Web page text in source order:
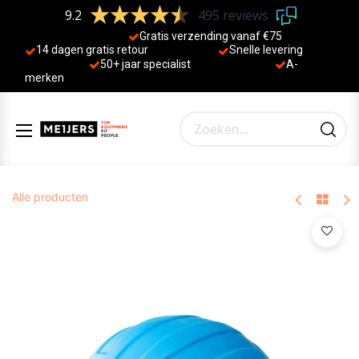
9.2 495 reviews
Gratis verzending vanaf €75
14 dagen gratis retour
Sne lle levering
50+ jaar specialist
A-
merken
Alle producten